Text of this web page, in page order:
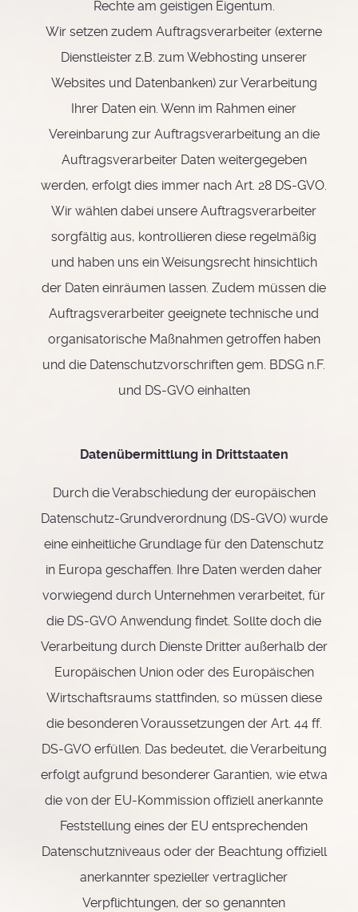
Rechte am geistigen Eigentum.
Wir setzen zudem Auftragsverarbeiter (externe
Dienstleister z.B. zum Webhosting unserer
Websites und Datenbanken) zur Verarbeitung
Ihrer Daten ein. Wenn im Rahmen einer
Vereinbarung zur Auftragsverarbeitung an die
Auftragsverarbeiter Daten weitergegeben
werden, erfolgt dies immer nach Art. 28 DS-GVO.
Wir wählen dabei unsere Auftragsverarbeiter
sorgfältig aus, kontrollieren diese regelmäßig
und haben uns ein Weisungsrecht hinsichtlich
der Daten einräumen lassen. Zudem müssen die
Auftragsverarbeiter geeignete technische und
organisatorische Maßnahmen getroffen haben
und die Datenschutzvorschriften gem. BDSG n.F.
und DS-GVO einhalten
Datenübermittlung in Drittstaaten
Durch die Verabschiedung der europäischen
Datenschutz-Grundverordnung (DS-GVO) wurde
eine einheitliche Grundlage für den Datenschutz
in Europa geschaffen. Ihre Daten werden daher
vorwiegend durch Unternehmen verarbeitet, für
die DS-GVO Anwendung findet. Sollte doch die
Verarbeitung durch Dienste Dritter außerhalb der
Europäischen Union oder des Europäischen
Wirtschaftsraums stattfinden, so müssen diese
die besonderen Voraussetzungen der Art. 44 ff.
DS-GVO erfüllen. Das bedeutet, die Verarbeitung
erfolgt aufgrund besonderer Garantien, wie etwa
die von der EU-Kommission offiziell anerkannte
Feststellung eines der EU entsprechenden
Datenschutzniveaus oder der Beachtung offiziell
anerkannter spezieller vertraglicher
Verpflichtungen, der so genannten